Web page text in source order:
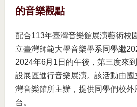
的音樂觀點
配合113年臺灣音樂館展演藝術校
立臺灣師範大學音樂學系同學繼
2024年6月1日的午後，第三度來
設展區進行音樂展演。該活動由國
灣音樂館所主辦，提供同學們校外
台。